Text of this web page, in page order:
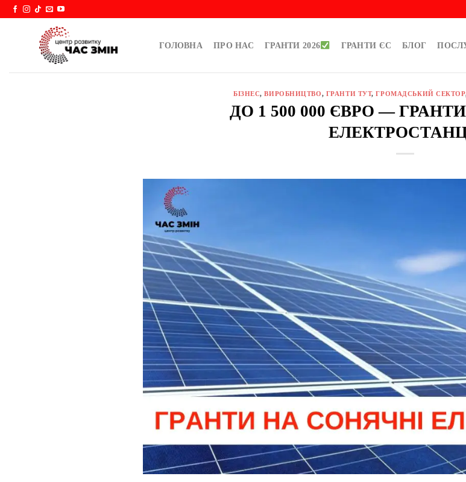
Skip
ГОЛОВНА ПРО НАС ГРАНТИ 2026 ГРАНТИ ЄС БЛОГ
БІЗНЕС,ВИРОБНИЦТВО, ГРАНТИ ТУТ,ГРОМАДСЬКИЙ СЕКТОР
ДО 1 500 000 ЄВРО —